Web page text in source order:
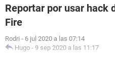
Reportar por usar hack
Fire
Rodri - 6 jul 2020 a las 07:14
Hugo - 9 sep 2020 a las 11:17